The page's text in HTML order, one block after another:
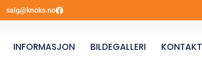
salg@knoks.no
INFORMASJON BILDEGALLERI KONTAKT